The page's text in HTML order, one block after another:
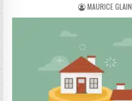
AUTHOR:
MAURICE GLAIN